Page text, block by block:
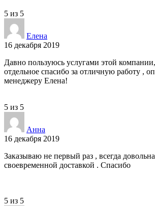
5 из 5
Елена
16 декабря 2019
Давно пользуюсь услугами этой
отдельное спасибо за отличную работу ,
менеджеру Елена!
5 из 5
Анна
16 декабря 2019
Заказываю не первый раз , всегда
своевременной доставкой . Спасибо
5 из 5